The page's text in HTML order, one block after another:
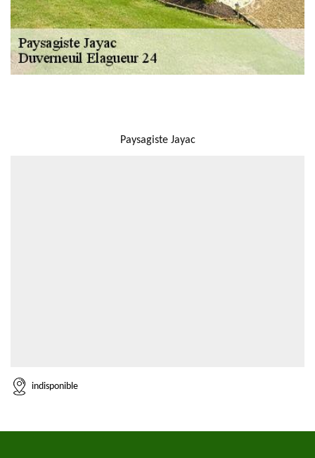
Paysagiste Jayac
indisponible